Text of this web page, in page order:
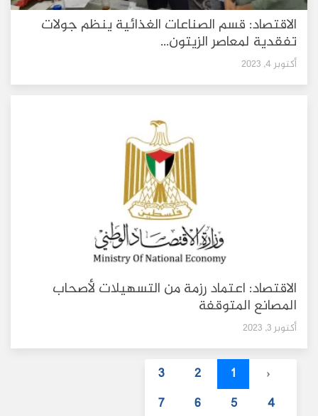
الاقتصاد: قسم الصناعات الغذائية ينظم جولات
تفقدية لمعاصر الزيتون...
أكتوبر 4, 2023
الاقتصاد: اعتماد رزمة من التسهيلات لأصحاب
المصانع المتوقفة
أكتوبر 3, 2023
‹
1
2
3
4
5
6
7